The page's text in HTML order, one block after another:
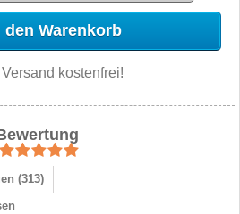
den Warenkorb
Versand kostenfrei!
(313)